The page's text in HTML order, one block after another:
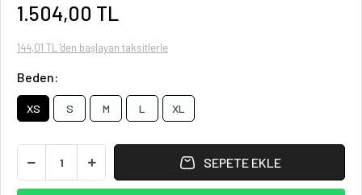
1.504,00 TL
144,01 TL 'den başlayan taksitlerle
Beden:
XS S M L XL
SEPETE EKLE